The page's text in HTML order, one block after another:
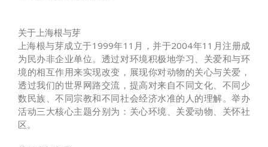
关于上海根与芽
上海根与芽成立于1999年11月，并于2004年11月注册成
为民办非企业单位。透过对环境积极地学习、关爱和与环
境的相互作用来实现改变，展现你对动物的关心与关爱，
透过我们的世界网路交流，提高对来自不同文化、不同少
数民族、不同宗教和不同社会经济水准的人的理解。举办
活动三大核心主题分别为：关心环境、关爱动物、关怀社
区。